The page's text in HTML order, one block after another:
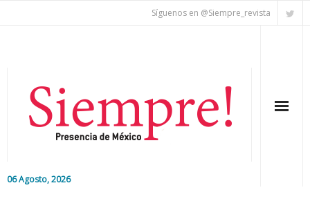
Síguenos en @Siempre_revista
06 Agosto, 2026